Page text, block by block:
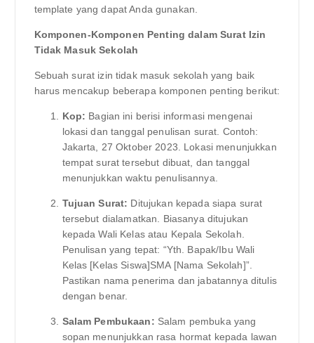
template yang dapat Anda gunakan.
Komponen-Komponen Penting dalam Surat Izin
Tidak Masuk Sekolah
Sebuah surat izin tidak masuk sekolah yang baik
harus mencakup beberapa komponen penting berikut:
Kop: Bagian ini berisi informasi mengenai
lokasi dan tanggal penulisan surat. Contoh:
Jakarta, 27 Oktober 2023. Lokasi menunjukkan
tempat surat tersebut dibuat, dan tanggal
menunjukkan waktu penulisannya.
Tujuan Surat: Ditujukan kepada siapa surat
tersebut dialamatkan. Biasanya ditujukan
kepada Wali Kelas atau Kepala Sekolah.
Penulisan yang tepat: “Yth. Bapak/Ibu Wali
Kelas [Kelas Siswa]SMA [Nama Sekolah]”.
Pastikan nama penerima dan jabatannya ditulis
dengan benar.
Salam Pembukaan: Salam pembuka yang
sopan menunjukkan rasa hormat kepada lawan